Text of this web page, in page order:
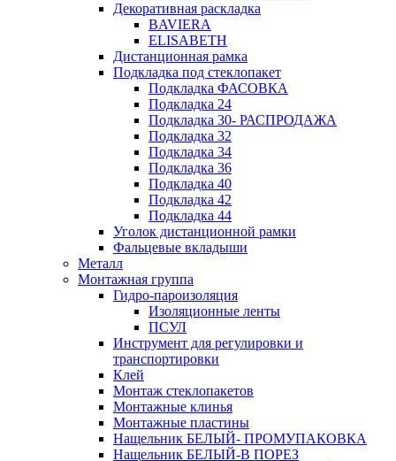
Декоративная раскладка
BAVIERA
ELISABETH
Дистанционная рамка
Подкладка под стеклопакет
Подкладка ФАСОВКА
Подкладка 24
Подкладка 30- РАСПРОДАЖА
Подкладка 32
Подкладка 34
Подкладка 36
Подкладка 40
Подкладка 42
Подкладка 44
Уголок дистанционной рамки
Фальцевые вкладыши
Металл
Монтажная группа
Гидро-пароизоляция
Изоляционные ленты
ПСУЛ
Инструмент для регулировки и
транспортировки
Клей
Монтаж стеклопакетов
Монтажные клинья
Монтажные пластины
Нащельник БЕЛЫЙ- ПРОМУПАКОВКА
Нащельник БЕЛЫЙ-В ПОРЕЗ